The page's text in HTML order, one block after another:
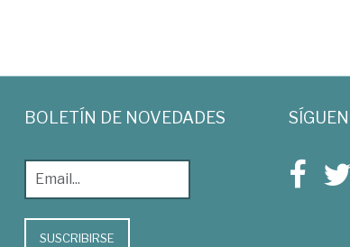
BOLETÍN DE NOVEDADES
SUSCRIBIRSE